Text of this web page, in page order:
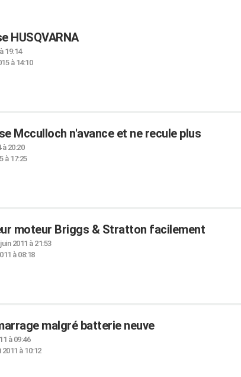
HUSQVARNA
19:14
à 14:10
Mcculloch n'avance et ne recule plus
à 20:20
à 17:25
moteur Briggs & Stratton facilement
2011 à 21:53
à 08:18
malgré batterie neuve
à 09:46
2011 à 10:12